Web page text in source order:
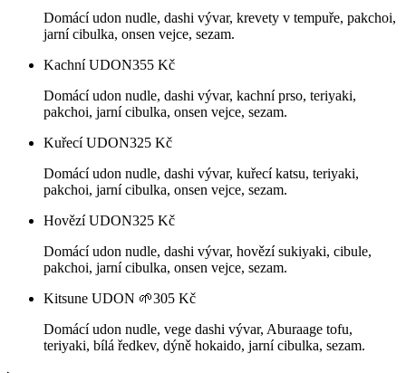
Domácí udon nudle, dashi vývar, krevety v tempuře, pakchoi,
jarní cibulka, onsen vejce, sezam.
Kachní UDON355 Kč
Domácí udon nudle, dashi vývar, kachní prso, teriyaki,
pakchoi, jarní cibulka, onsen vejce, sezam.
Kuřecí UDON325 Kč
Domácí udon nudle, dashi vývar, kuřecí katsu, teriyaki,
pakchoi, jarní cibulka, onsen vejce, sezam.
Hovězí UDON325 Kč
Domácí udon nudle, dashi vývar, hovězí sukiyaki, cibule,
pakchoi, jarní cibulka, onsen vejce, sezam.
Kitsune UDON 🌱305 Kč
Domácí udon nudle, vege dashi vývar, Aburaage tofu,
teriyaki, bílá ředkev, dýně hokaido, jarní cibulka, sezam.